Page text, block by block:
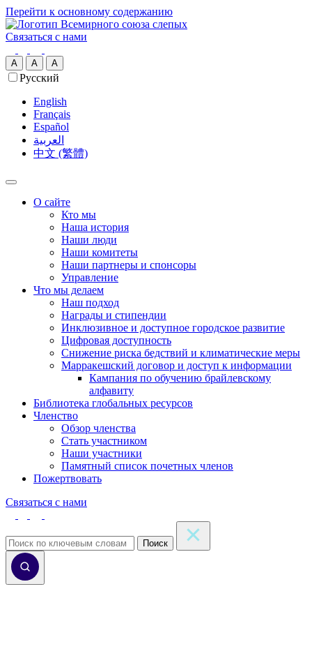
Перейти к основному содержанию
Связаться с нами
A A A
Русский
English
Français
Español
العربية‏
中文 (繁體)
О сайте
Кто мы
Наша история
Наши люди
Наши комитеты
Наши партнеры и спонсоры
Управление
Что мы делаем
Наш подход
Награды и стипендии
Инклюзивное и доступное городское развитие
Цифровая доступность
Снижение риска бедствий и климатические меры
Марракешский договор и доступ к информации
Кампания по обучению брайлевскому
алфавиту
Библиотека глобальных ресурсов
Членство
Обзор членства
Стать участником
Наши участники
Памятный список почетных членов
Пожертвовать
Связаться с нами
Поиск